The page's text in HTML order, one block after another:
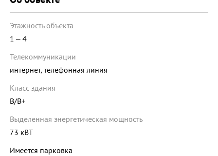
Этажность объекта
1 ‒ 4
Телекоммуникации
интернет, телефонная линия
Класс здания
B/B+
Выделенная энергетическая мощность
73 кВТ
Имеется парковка